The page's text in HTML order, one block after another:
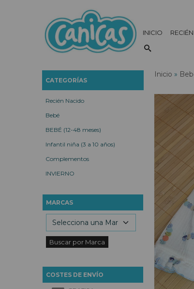
INICIO
CATEGORÍAS
Recién Nacido
Bebé
BEBÉ (12-48 meses)
Infantil niña (3 a 10 años)
Complementos
INVIERNO
MARCAS
COSTES DE ENVÍO
Inicio »